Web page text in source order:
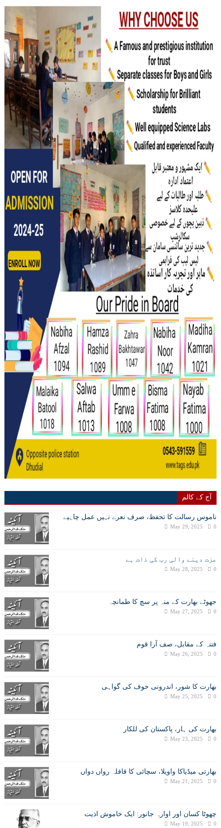
آج کے کالم
ناموس رسالت کا تحفظ، صرف نعرے نہیں عمل چاہیے
May 29, 2025 0
عزت دینے والی رب کی ذات ہے
May 28, 2025 0
جھوٹے بھارت کے منہ پر سچ کا طمانچہ
May 27, 2025 0
فتنہ کے مقابل، صف آرا قوم
May 26, 2025 0
بھارت کا شور، اندرونی خوف کی گواہی
May 25, 2025 0
بھارت کی ہار، پاکستان کی للکار
May 23, 2025 0
بھارتی میڈیاکا واویلا، سچائی کا قافلہ رواں دواں
May 21, 2025 0
چھوٹا کسان اور اوارہ جانور: ایک خاموش اذیت
May 19, 2025 0